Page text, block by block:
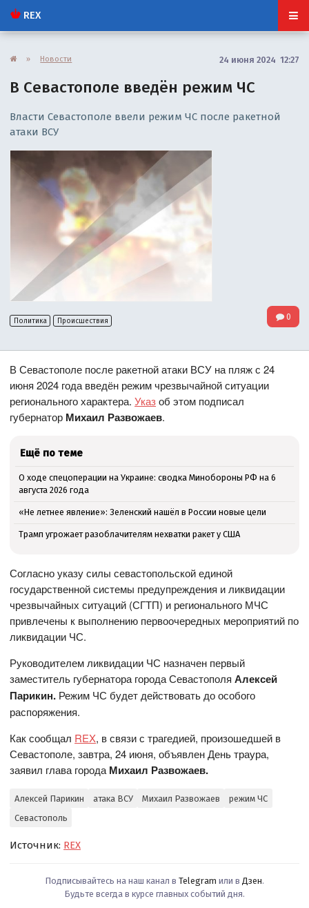
REX
» Новости 24 июня 2024 12:27
В Севастополе введён режим ЧС
Власти Севастополе ввели режим ЧС после ракетной
атаки ВСУ
Политика Происшествия 0
В Севастополе после ракетной атаки ВСУ на пляж с 24
июня 2024 года введён режим чрезвычайной ситуации
регионального характера.Указоб этом подписал
губернатор Михаил Развожаев.
Ещё по теме
О ходе спецоперации на Украине: сводка Минобороны РФ на 6
августа 2026 года
«Не летнее явление»: Зеленский нашёл в России новые цели
Трамп угрожает разоблачителям нехватки ракет у США
Согласно указу силы севастопольской единой
государственной системы предупреждения и ликвидации
чрезвычайных ситуаций (СГТП) и регионального МЧС
привлечены к выполнению первоочередных мероприятий по
ликвидации ЧС.
Руководителем ликвидации ЧС назначен первый
заместитель губернатора города СевастополяАлексей
Парикин. Режим ЧС будет действовать до особого
распоряжения.
Как сообщал REX, в связи с трагедией, произошедшей в
Севастополе, завтра, 24 июня, объявлен День траура,
заявил глава города Михаил Развожаев.
Алексей Парикин атака ВСУ Михаил Развожаев
режим ЧС
Севастополь
Источник: REX
Подписывайтесь на наш канал в Telegram или в Дзен.
Будьте всегда в курсе главных событий дня.